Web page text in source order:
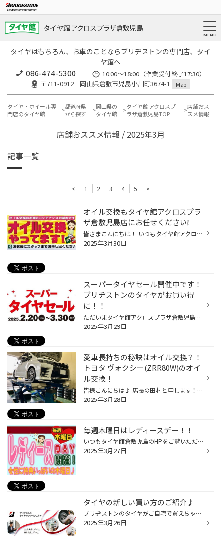
タイヤ館 アクロスプラザ倉敷児島
タイヤはもちろん、お車のことならブリヂストンの専門店、タイ
ヤ館へ
086-474-5300
10:00〜18:00（作業受付終了17:30）
〒711-0912 岡山県倉敷市児島小川町3674-1
Map
タイヤ・ホイール専
門店のタイヤ館
都道府県
から探す
岡山県の
タイヤ館
タイヤ館 アクロスプ
ラザ倉敷児島TOP
店舗おス
スメ情報
店舗おススメ情報 / 2025年3月
記事一覧
< 1 2 3 4 5 >
オイル交換もタイヤ館アクロスプラ
ザ倉敷児島店にお任せください❕
皆さまこんにちは！ いつもタイヤ館アクロスプラザ倉敷児島店の WEBのご観覧ありがとうございます♪ いきなりですがオイル交換時期は過ぎていませんか？ オイル交換をするメリットとしては 1.潤滑作用～エンジンを長持ちさせる 2.冷却作用～高熱・摩擦による不具合を防ぐ 3.密封作用～本来のエネルギ...
2025年3月30日
スーパータイヤセール開催中です！
ブリヂストンのタイヤがお買い得
に！！
ただいまタイヤ館アクロスプラザ倉敷児島店では ☆スーパータイヤセール開催中☆ 期間は2025.2.20(木)〜3.30(日)まで タイヤ館のアプリをダウンロードして いただいた方全員に、ブリヂストンのタイヤが 最大2万円引きになる割引クーポンをプレゼント！ もちろん、すでにアプリを ダウンロードされてい...
2025年3月29日
愛車長持ちの秘訣はオイル交換？！
トヨタ ヴォクシー(ZRR80W)のオイ
ル交換！
皆様こんにちは♪ 店長の田村と申します！ 本日は愛車のメンテナンスの基本でありながら エンジンを長く保つ為に重要な エンジンオイル交換作業のご紹介です！ こちらいつも当店を愛用していただいている トヨタ ヴォクシー(ZRR80W)のお客様になります♪ ではさっそく交換していきましょう！ まずはボ...
2025年3月28日
毎週木曜日はレディースデー！！
いつもタイヤ館倉敷児島のHPをご覧いただきありがとうございます(^^♪ 木曜日は女性のお客様必見！！ 毎週恒例の レディースデー となっております。 オイル交換が通常価格の20％OFF！ その他メンテナンス用品も10％OFF！ （オートマオイル・バッテリー・ワイパー関連・エアコンフィルター等々…） 非...
2025年3月27日
タイヤの新しい買い方のご紹介♪
ブリヂストンのタイヤがご自宅で買えちゃいます♪ 実は！！ ネットからでもタイヤ購入ができるのを ご存知ですか?? いくつかのサイトで購入できるので 自分に合った買い方をぜひ見つけてみてください♪♪ ①タイヤ館ECサイトでタイヤを購入 ↓ ↓サイトにアクセス！！↓ ↓ 【タイヤ館 ECサイト】はこちら >...
2025年3月26日